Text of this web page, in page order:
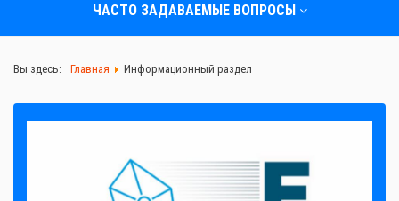
ЧАСТО ЗАДАВАЕМЫЕ ВОПРОСЫ
Вы здесь: Главная Информационный раздел